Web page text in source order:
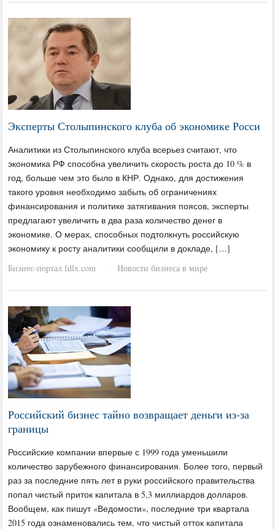
Эксперты Столыпинского клуба об экономике Росси
Аналитики из Столыпинского клуба всерьез считают, что
экономика РФ способна увеличить скорость роста до 10 % в
год, больше чем это было в КНР. Однако, для достижения
такого уровня необходимо забыть об ограничениях
финансирования и политике затягивания поясов, эксперты
предлагают увеличить в два раза количество денег в
экономике. ​О мерах, способных подтолкнуть российскую
экономику к росту аналитики сообщили в докладе, […]
Бизнес-портал fdlx.com
· Новости бизнеса в мире
Российский бизнес тайно возвращает деньги из-за
границы
Российские компании впервые с 1999 года уменьшили
количество зарубежного финансирования. Более того, первый
раз за последние пять лет в руки российского правительства
попал чистый приток капитала в 5,3 миллиардов долларов.
Вообщем, как пишут «Ведомости», последние три квартала
2015 года ознаменовались тем, что чистый отток капитала